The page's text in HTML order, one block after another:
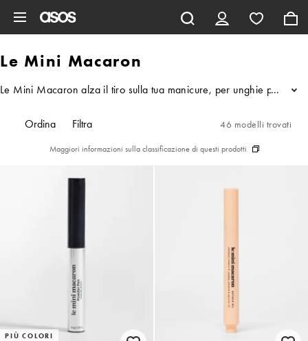
Le Mini Macaron
Le Mini Macaron alza il tiro sulla tua manicure, per unghie più
...
Ordina Filtra 46 modelli trovati
Maggiori informazioni sulla classificazione di questi prodotti
PIÙ COLORI